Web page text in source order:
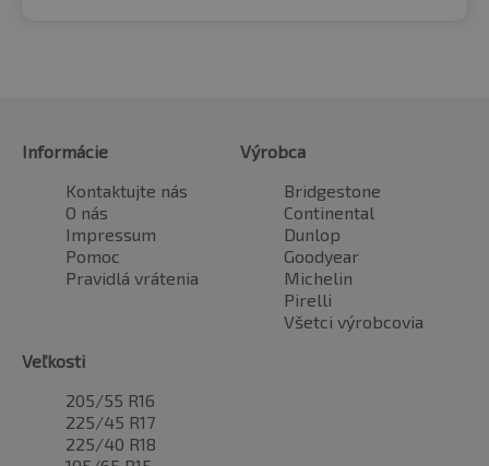
Informácie
Kontaktujte nás
O nás
Impressum
Pomoc
Pravidlá vrátenia
Výrobca
Bridgestone
Continental
Dunlop
Goodyear
Michelin
Pirelli
Všetci výrobcovia
Veľkosti
205/55 R16
225/45 R17
225/40 R18